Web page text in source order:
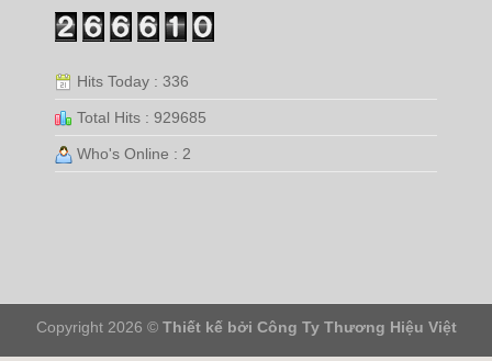
Hits Today : 336
Total Hits : 929685
Who's Online : 2
Copyright 2026 © Thiết kế bởi Công Ty Thương Hiệu Việt